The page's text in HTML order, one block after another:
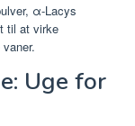
α-Lacys
til at virke
Uge for